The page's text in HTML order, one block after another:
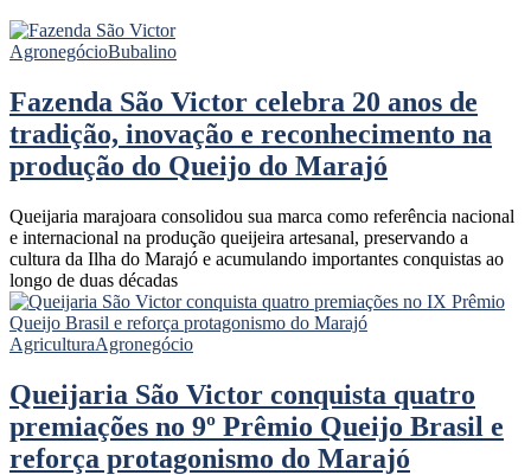
AgronegócioBubalino
Fazenda São Victor celebra 20 anos de
tradição, inovação e reconhecimento na
produção do Queijo do Marajó
Queijaria marajoara consolidou sua marca como referência nacional
e internacional na produção queijeira artesanal, preservando a
cultura da Ilha do Marajó e acumulando importantes conquistas ao
longo de duas décadas
AgriculturaAgronegócio
Queijaria São Victor conquista quatro
premiações no 9º Prêmio Queijo Brasil e
reforça protagonismo do Marajó